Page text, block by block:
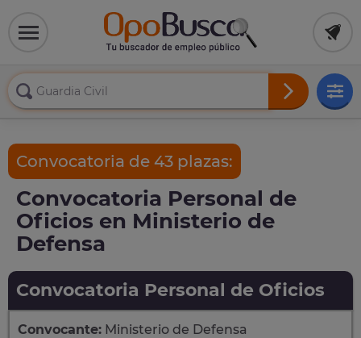
Convocatoria de 43 plazas:
Convocatoria Personal de
Oficios en Ministerio de
Defensa
Convocatoria Personal de Oficios
Convocante: Ministerio de Defensa